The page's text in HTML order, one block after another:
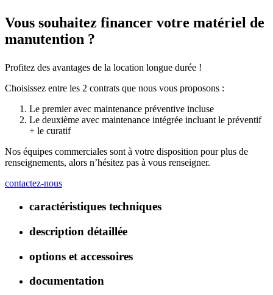
Vous souhaitez financer votre matériel de
manutention ?
Profitez des avantages de la location longue durée !
Choisissez entre les 2 contrats que nous vous proposons :
Le premier avec maintenance préventive incluse
Le deuxième avec maintenance intégrée incluant le préventif
+ le curatif
Nos équipes commerciales sont à votre disposition pour plus de
renseignements, alors n’hésitez pas à vous renseigner.
contactez-nous
caractéristiques techniques
description détaillée
options et accessoires
documentation